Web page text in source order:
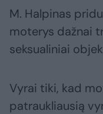
M. Halpinas
moterys dažnai
seksualiniai
Vyrai tiki, kad
patraukliausią